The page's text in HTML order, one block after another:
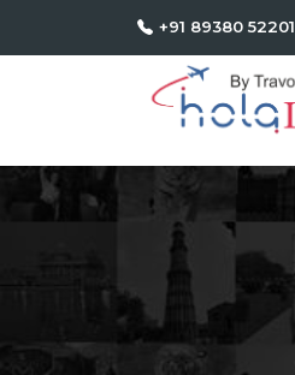
+91 89380 52201